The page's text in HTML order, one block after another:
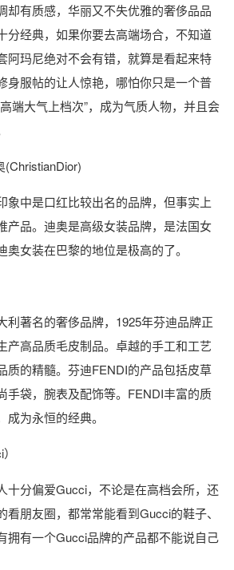
却有质感，华丽又不失优雅的奢侈品品
分经典，如果你要去高端场合，不知道
阿玛尼绝对不会有错，就算是看起来特
身服帖的让人惊艳，哪怕你只是一个普
端大气上档次”，成为气质人物，并且会
(ChristianDior)
象中是口红比较出名的品牌，但事实上
产品。迪奥是高级女装品牌，是法国女
女装在巴黎的地位是极高的了。
利著名的奢侈品牌，1925年芬迪品牌正
产高品质毛皮制品。卓越的手工和工艺
质的精髓。芬迪FENDI的产品包括皮草
手袋，腕表及配饰等。FENDI丰富的质
为永恒的经典。
十分偏爱Gucci，不论是在高档会所，还
朋友圈，都常常能看到Gucci的鞋子、
拥有一个Gucci品牌的产品都不能说自己